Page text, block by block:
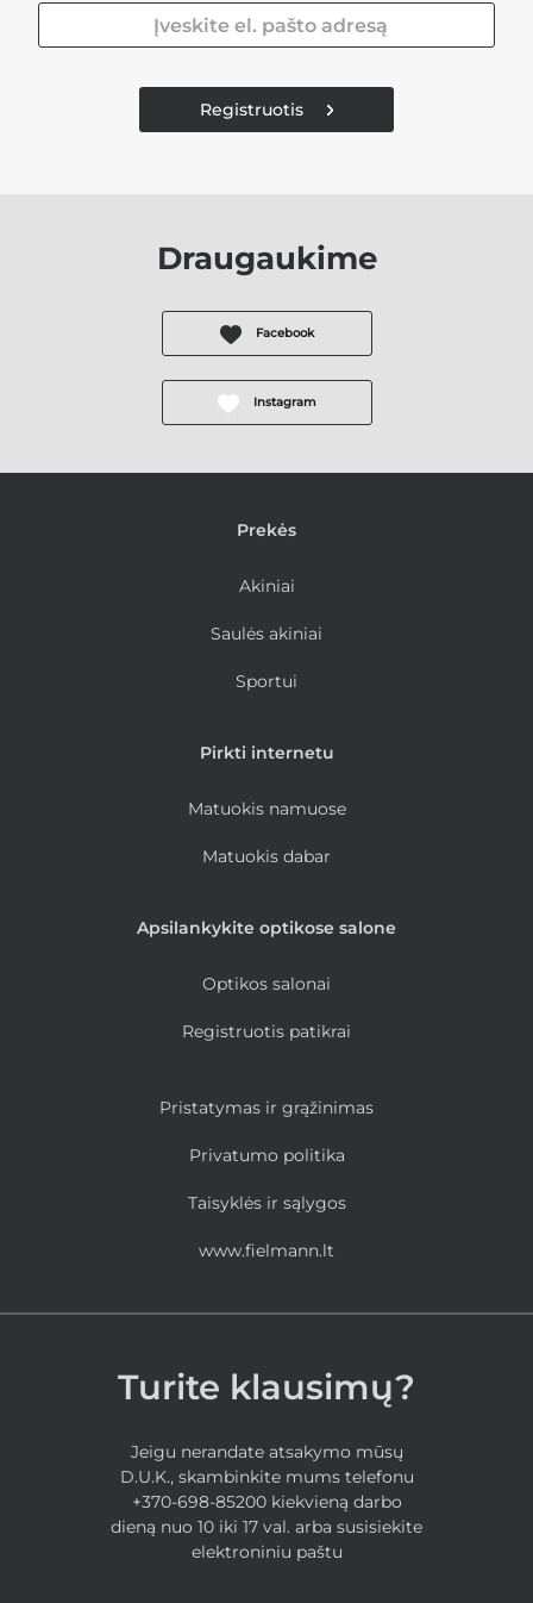
Registruotis
Draugaukime
Facebook
Instagram
Prekės
Akiniai
Saulės akiniai
Sportui
Pirkti internetu
Matuokis namuose
Matuokis dabar
Apsilankykite optikose salone
Optikos salonai
Registruotis patikrai
Pristatymas ir grąžinimas
Privatumo politika
Taisyklės ir sąlygos
www.fielmann.lt
Turite klausimų?
Jeigu nerandate atsakymo mūsų
D.U.K., skambinkite mums telefonu
+370-698-85200 kiekvieną darbo
dieną nuo 10 iki 17 val. arba susisiekite
elektroniniu paštu